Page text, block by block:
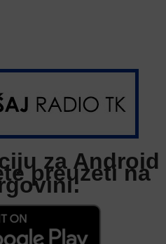
za Android
preuzeti na